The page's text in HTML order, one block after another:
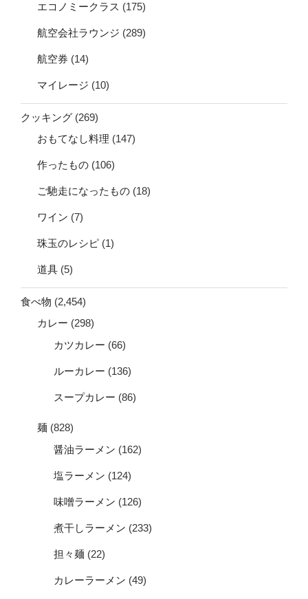
エコノミークラス (175)
航空会社ラウンジ (289)
航空券 (14)
マイレージ (10)
クッキング (269)
おもてなし料理 (147)
作ったもの (106)
ご馳走になったもの (18)
ワイン (7)
珠玉のレシピ (1)
道具 (5)
食べ物 (2,454)
カレー (298)
カツカレー (66)
ルーカレー (136)
スープカレー (86)
麺 (828)
醤油ラーメン (162)
塩ラーメン (124)
味噌ラーメン (126)
煮干しラーメン (233)
担々麺 (22)
カレーラーメン (49)